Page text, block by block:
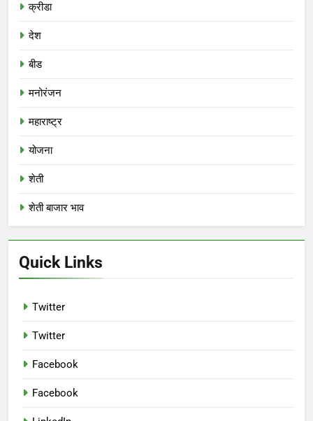
क्रीडा
देश
बीड
मनोरंजन
महाराष्ट्र
योजना
शेती
शेती बाजार भाव
Quick Links
Twitter
Twitter
Facebook
Facebook